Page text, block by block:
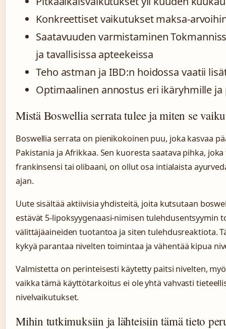
Konkreettiset vaikutukset maksa-
Saatavuuden varmistaminen
ja tavallisissa apteekeissa
Teho astman ja IBD:n hoidossa vaatii
Optimaalinen annostus eri ikäryhmille
Mistä Boswellia serrata tulee ja miten se
Boswellia serrata on pienikokoinen puu, joka kasvaa
Pakistania ja Afrikkaa. Sen kuoresta saatava pihka,
frankinsensi tai olibaani, on ollut osa intialaista
ajan.
Uute sisältää aktiivisia yhdisteitä, joita kutsutaan
estävät 5-lipoksyygenaasi-nimisen tulehdusentsyymin
välittäjäaineiden tuotantoa ja siten tulehdusreaktiota.
kykyä parantaa nivelten toimintaa ja vähentää kipua
Valmistetta on perinteisesti käytetty paitsi nivelten,
vaikka tämä käyttötarkoitus ei ole yhtä vahvasti
nivelvaikutukset.
Mihin tutkimuksiin ja lähteisiin tämä tieto